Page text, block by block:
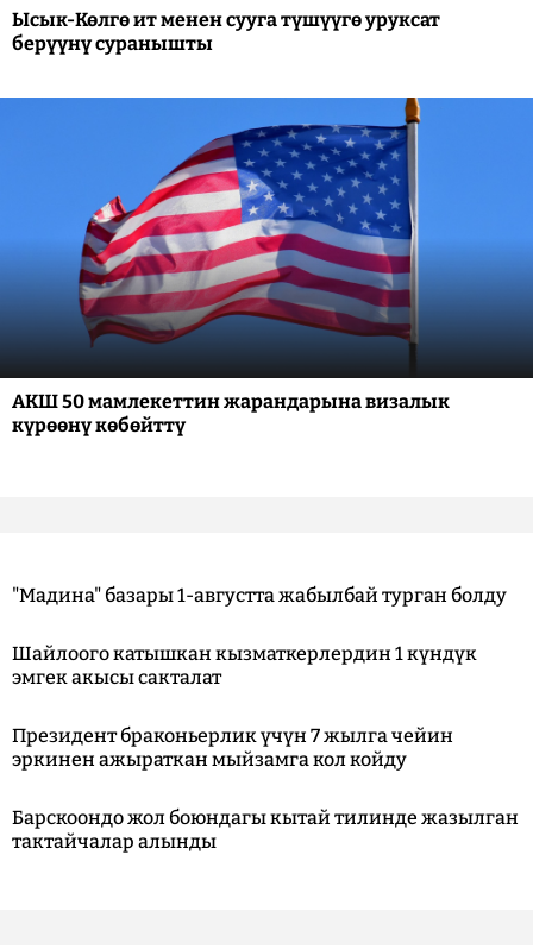
Ысык-Көлгө ит менен сууга түшүүгө уруксат
берүүнү суранышты
АКШ 50 мамлекеттин жарандарына визалык
күрөөнү көбөйттү
"Мадина" базары 1-августта жабылбай турган болду
Шайлоого катышкан кызматкерлердин 1 күндүк
эмгек акысы сакталат
Президент браконьерлик үчүн 7 жылга чейин
эркинен ажыраткан мыйзамга кол койду
Барскоондо жол боюндагы кытай тилинде жазылган
тактайчалар алынды